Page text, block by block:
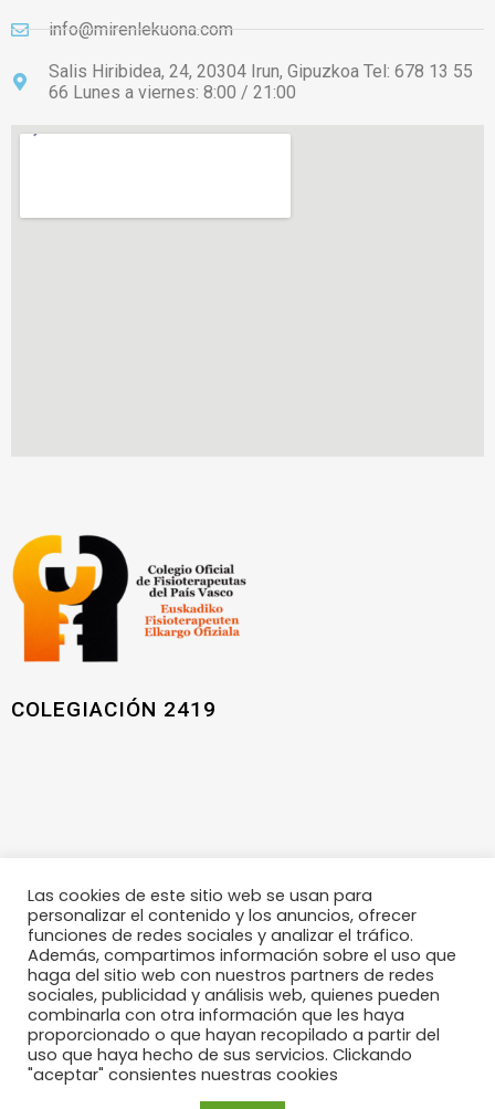
info@mirenlekuona.com
Salis Hiribidea, 24, 20304 Irun, Gipuzkoa Tel: 678 13 55
66 Lunes a viernes: 8:00 / 21:00
COLEGIACIÓN 2419
POLÍTICA DE PRIVACIDAD|POLÍTICA DE COOKIES|AVISO
LEGAL
Desarrollada por:clubmasvisible.es
Las cookies de este sitio web se usan para
personalizar el contenido y los anuncios, ofrecer
funciones de redes sociales y analizar el tráfico.
Además, compartimos información sobre el uso que
haga del sitio web con nuestros partners de redes
sociales, publicidad y análisis web, quienes pueden
combinarla con otra información que les haya
proporcionado o que hayan recopilado a partir del
uso que haya hecho de sus servicios. Clickando
"aceptar" consientes nuestras cookies